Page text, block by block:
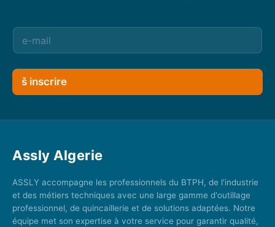
š inscrire
Assly Algerie
ASSLY accompagne les professionnels du BTPH, de l'industrie
et des métiers techniques avec une large gamme d'outillage
professionnel, de quincaillerie et de solutions adaptées. Notre
équipe met son expertise à votre service pour garantir qualité,